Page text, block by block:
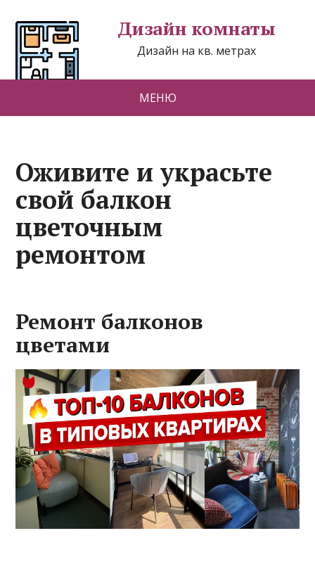
Дизайн комнаты
Дизайн на кв. метрах
МЕНЮ
Оживите и украсьте
свой балкон
цветочным
ремонтом
Ремонт балконов
цветами